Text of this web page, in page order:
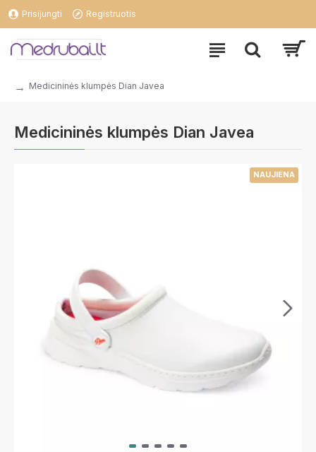
Prisijungti Registruotis
Medicininės klumpės Dian Javea
Medicininės klumpės Dian Javea
NAUJIENA